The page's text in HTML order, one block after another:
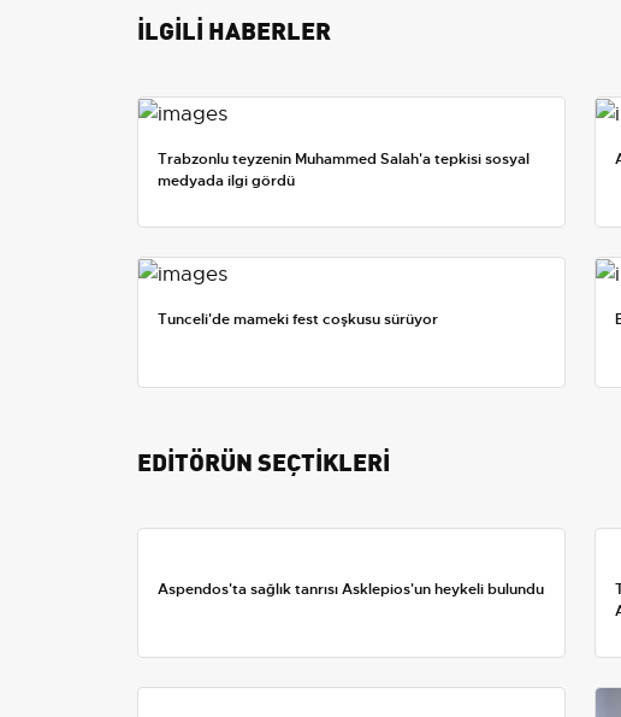
İLGİLİ HABERLER
Trabzonlu teyzenin Muhammed Salah'a tepkisi sosyal
medyada ilgi gördü
Tunceli'de mameki fest coşkusu sürüyor
EDİTÖRÜN SEÇTİKLERİ
Aspendos'ta sağlık tanrısı Asklepios'un heykeli bulundu